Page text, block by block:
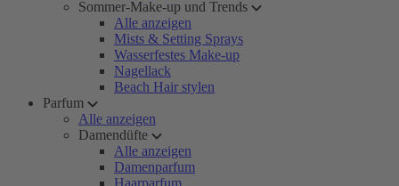
Sommer-Make-up und Trends
Alle anzeigen
Mists & Setting Sprays
Wasserfestes Make-up
Nagellack
Beach Hair stylen
Parfum
Alle anzeigen
Damendüfte
Alle anzeigen
Damenparfum
Haarparfum